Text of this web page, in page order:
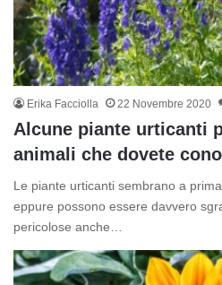
Erika Facciolla 22 Novembre 2020
Alcune piante urticanti
animali che dovete
Le piante urticanti sembrano a
eppure possono essere davvero
pericolose anche…